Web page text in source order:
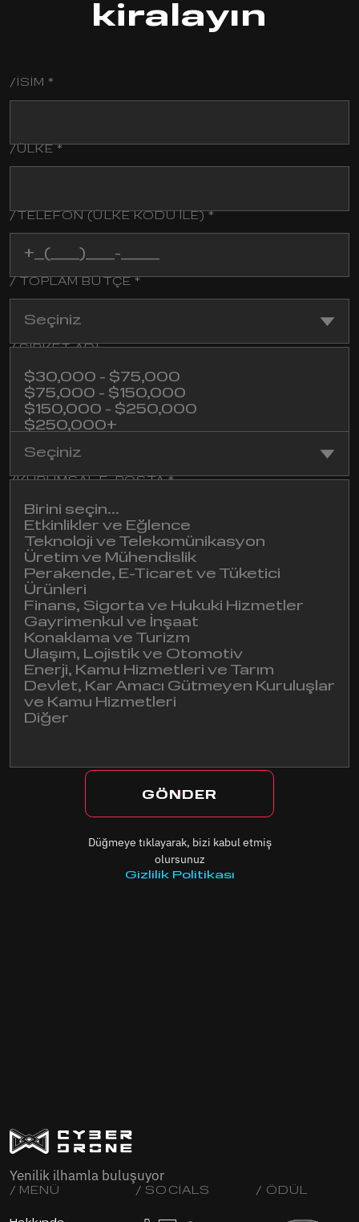
kiralayın
/İSIM *
/
NAME
/ÜLKE *
/TELEFON (ÜLKE KODU ILE) *
/ TOPLAM BÜTÇE *
Seçiniz
$30,000 - $75,000
$75,000 - $150,000
$150,000 - $250,000
$250,000+
/ ŞIRKET ADI
/ SEKTÖR
Seçiniz
Birini seçin...
Etkinlikler ve Eğlence
Teknoloji ve Telekomünikasyon
Üretim ve Mühendislik
Perakende, E-Ticaret ve Tüketici
Ürünleri
Finans, Sigorta ve Hukuki Hizmetler
Gayrimenkul ve İnşaat
Konaklama ve Turizm
Ulaşım, Lojistik ve Otomotiv
Enerji, Kamu Hizmetleri ve Tarım
Devlet, Kar Amacı Gütmeyen Kuruluşlar
ve Kamu Hizmetleri
Diğer
/KURUMSAL E-POSTA *
/YORUM
Cyberdrone’dan haberler ve pazarlama e-postaları almayı
kabul ediyorum
Düğmeye tıklayarak, bizi kabul etmiş
olursunuz
Gizlilik Politikası
Yenilik ilhamla buluşuyor
/ MENÜ / SOCIALS / ÖDÜL